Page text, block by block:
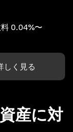
0.04%〜
しく見る
産に対